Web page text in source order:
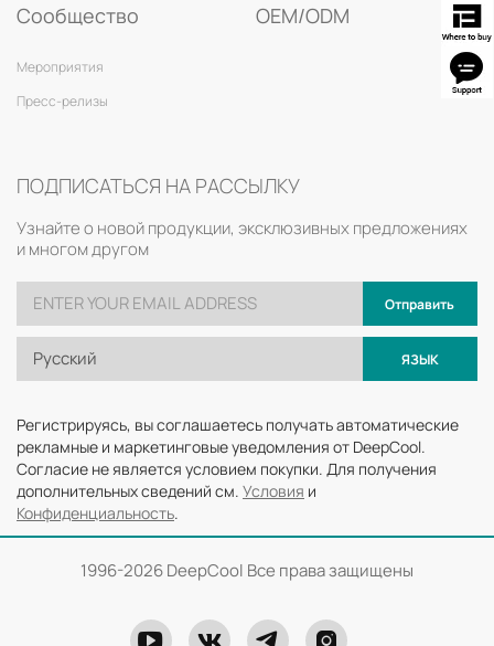
Сообщество
Мероприятия
Пресс-релизы
OEM/ODM
ПОДПИСАТЬСЯ НА РАССЫЛКУ
Узнайте о новой продукции, эксклюзивных предложениях
и многом другом
Отправить
Русский ЯЗЫК
Регистрируясь, вы соглашаетесь получать автоматические
рекламные и маркетинговые уведомления от DeepCool.
Согласие не является условием покупки. Для получения
дополнительных сведений см. Условия и
Конфиденциальность.
1996-2026 DeepCool Все права защищены